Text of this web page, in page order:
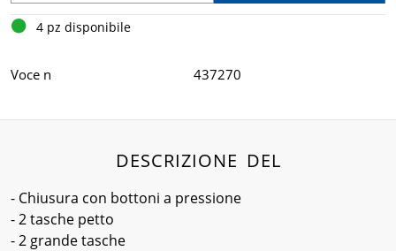
4 pz disponibile
Voce n 437270
DESCRIZIONE DEL
- Chiusura con bottoni a pressione
- 2 tasche petto
- 2 grande tasche